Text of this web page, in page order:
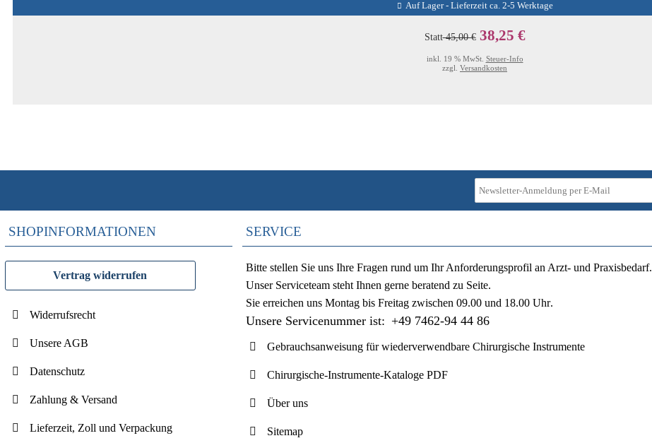
Auf Lager - Lieferzeit ca. 2-5 Werktage
Statt45,00 € 38,25 €
inkl. 19 % MwSt. Steuer-Info
zzgl. Versandkosten
SHOPINFORMATIONEN
Vertrag widerrufen
Widerrufsrecht
Unsere AGB
Datenschutz
Zahlung & Versand
Lieferzeit, Zoll und Verpackung
SERVICE
Bitte stellen Sie uns Ihre Fragen rund um Ihr Anforderungsprofil an Arzt- und Praxisbedarf.
Unser Serviceteam steht Ihnen gerne beratend zu Seite.
Sie erreichen uns Montag bis Freitag zwischen 09.00 und 18.00 Uhr.
Unsere Servicenummer ist: +49 7462-94 44 86
Gebrauchsanweisung für wiederverwendbare Chirurgische Instrumente
Chirurgische-Instrumente-Kataloge PDF
Über uns
Sitemap